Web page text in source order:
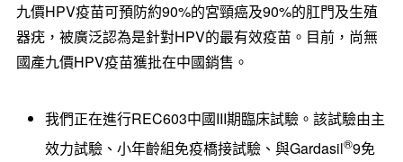
九價HPV疫苗可預防約90%的宮頸癌及90%的肛門及生殖
器疣，被廣泛認為是針對HPV的最有效疫苗。目前，尚無
國產九價HPV疫苗獲批在中國銷售。
我們正在進行REC603中國III期臨床試驗。該試驗由主
效力試驗、小年齡組免疫橋接試驗、與Gardasil®9免